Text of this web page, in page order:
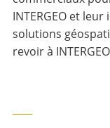
INTERGEO et
solutions
revoir à